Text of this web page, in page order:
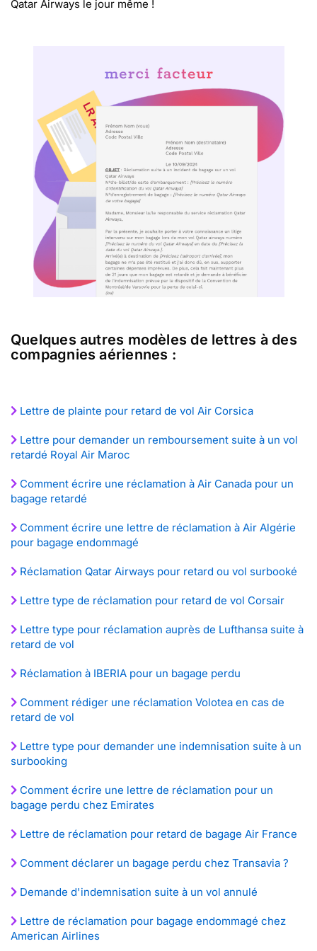
Qatar Airways le jour même !
Quelques autres modèles de lettres à des
compagnies aériennes :
Lettre de plainte pour retard de vol Air Corsica
Lettre pour demander un remboursement suite à un vol
retardé Royal Air Maroc
Comment écrire une réclamation à Air Canada pour un
bagage retardé
Comment écrire une lettre de réclamation à Air Algérie
pour bagage endommagé
Réclamation Qatar Airways pour retard ou vol surbooké
Lettre type de réclamation pour retard de vol Corsair
Lettre type pour réclamation auprès de Lufthansa suite à
retard de vol
Réclamation à IBERIA pour un bagage perdu
Comment rédiger une réclamation Volotea en cas de
retard de vol
Lettre type pour demander une indemnisation suite à un
surbooking
Comment écrire une lettre de réclamation pour un
bagage perdu chez Emirates
Lettre de réclamation pour retard de bagage Air France
Comment déclarer un bagage perdu chez Transavia ?
Demande d'indemnisation suite à un vol annulé
Lettre de réclamation pour bagage endommagé chez
American Airlines